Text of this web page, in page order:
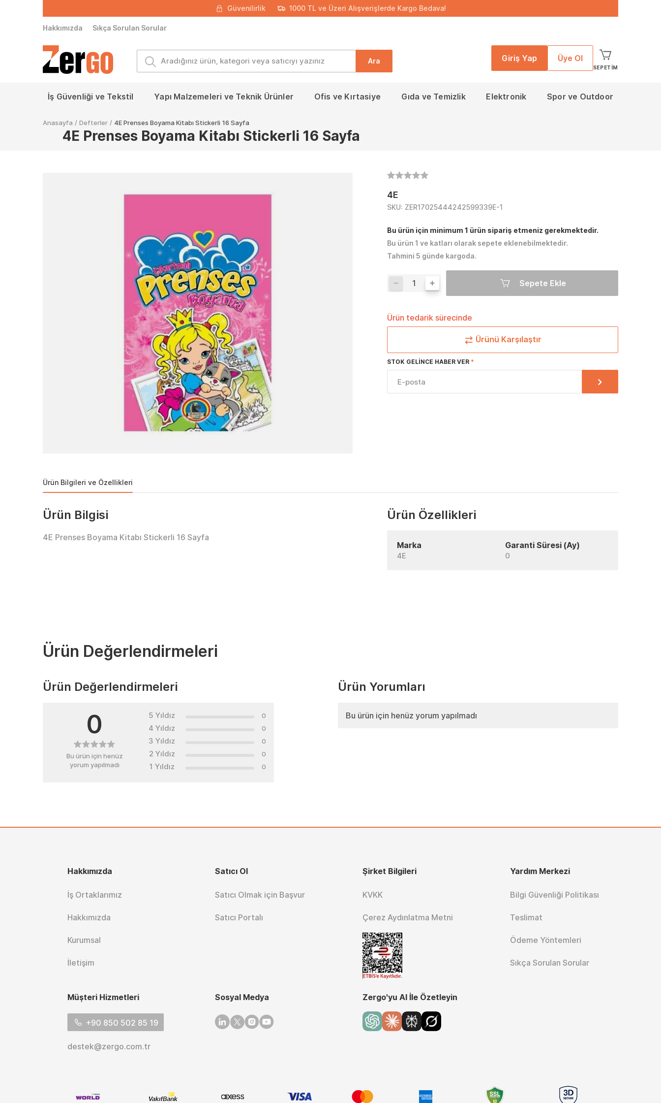
Güvenilirlik 1000 TL ve Üzeri Alışverişlerde Kargo Bedava!
Hakkımızda Sıkça Sorulan Sorular
Ara Giriş Yap Üye Ol
SEPETIM
İş Güvenliği ve Tekstil Yapı Malzemeleri ve Teknik Ürünler Ofis ve Kırtasiye Gıda ve Temizlik Elektronik Spor ve Outdoor
Anasayfa / Defterler / 4E Prenses Boyama Kitabı Stickerli 16 Sayfa
4E Prenses Boyama Kitabı Stickerli 16 Sayfa
4E
SKU: ZER17025444242599339E-1
Bu ürün için minimum 1 ürün sipariş etmeniz gerekmektedir.
Bu ürün 1 ve katları olarak sepete eklenebilmektedir.
Tahmini 5 günde kargoda.
Sepete Ekle
Ürün tedarik sürecinde
Ürünü Karşılaştır
STOK GELINCE HABER VER
Ürün Bilgileri ve Özellikleri
Ürün Bilgisi
4E Prenses Boyama Kitabı Stickerli 16 Sayfa
Ürün Özellikleri
Marka
4E
Garanti Süresi (Ay)
0
Ürün Değerlendirmeleri
Ürün Değerlendirmeleri
0
Bu ürün için henüz
yorum yapılmadı
5 Yıldız 0
4 Yıldız 0
3 Yıldız 0
2 Yıldız 0
1 Yıldız 0
Ürün Yorumları
Bu ürün için henüz yorum yapılmadı
Hakkımızda
İş Ortaklarımız
Hakkımızda
Kurumsal
İletişim
Satıcı Ol
Satıcı Olmak için Başvur
Satıcı Portalı
Şirket Bilgileri
KVKK
Çerez Aydınlatma Metni
Yardım Merkezi
Bilgi Güvenliği Politikası
Teslimat
Ödeme Yöntemleri
Sıkça Sorulan Sorular
Müşteri Hizmetleri
+90 850 502 85 19
destek@zergo.com.tr
Sosyal Medya
Linkedin
TwitterInstagram
Youtube
Zergo'yu AI İle Özetleyin